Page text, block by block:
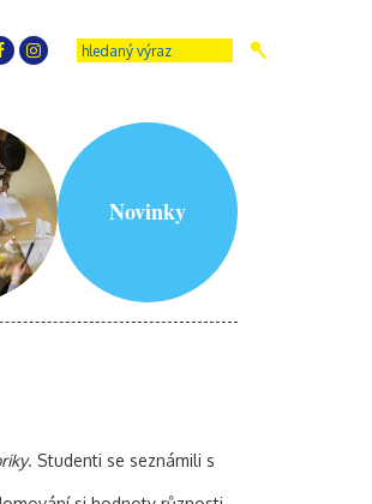
Novinky
. Studenti se seznámili s